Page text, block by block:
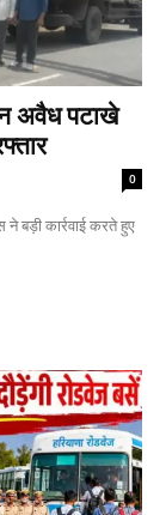
अवैध पटाखे
0
बड़ी कार्रवाई करते हुए